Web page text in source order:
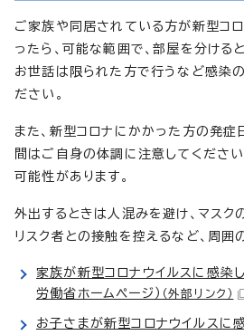
ご家族や同居されている方が新型コ
ったら、可能な範囲で、部屋を分ける
お世話は限られた方で行うなど感染
ださい。
また、新型コロナにかかった方の発症
間はご自身の体調に注意してくださ
可能性があります。
外出するときは人混みを避け、マスク
リスク者との接触を控えるなど、周囲
家族が新型コロナウイルスに感染
労働省ホームページ） （外部リンク）
お子さまが新型コロナウイルスに